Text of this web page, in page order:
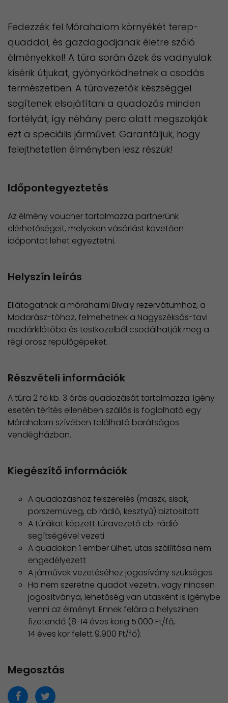
Fedezzék fel Mórahalom környékét terep-
quaddal, és gazdagodjanak életre szóló
élményekkel! A túra során őzek és vadnyulak
kísérik útjukat, gyönyörködhetnek a csodás
természetben. A túravezetők készséggel
segítenek elsajátítani a quadozás minden
fortélyát, így néhány perc alatt megszokják
ezt a speciális járművet. Garantáljuk, hogy
felejthetetlen élményben lesz részük!
Időpontegyeztetés
Az élmény voucher tartalmazza partnerünk
elérhetőségeit, melyeken vásárlást követően
időpontot lehet egyeztetni.
Helyszín leírás
Ellátogatnak a mórahalmi Bivaly rezervátumhoz, a
Madarász-tóhoz, felmehetnek a Nagyszéksós-tavi
madárkilátóba és testközelből csodálhatják meg a
régi orosz repülőgépeket.
Részvételi információk
A túra 2 fő kb. 3 órás quadozását tartalmazza. Igény
esetén térítés ellenében szállás is foglalható egy
Mórahalom szívében található barátságos
vendégházban.
Kiegészítő információk
A quadozáshoz felszerelés (maszk, sisak,
porszemüveg, cb rádió, kesztyű) biztosított
A túrákat képzett túravezető cb-rádió
segítségével vezeti
A quadokon 1 ember ülhet, utas szállítása nem
engedélyezett
A járművek vezetéséhez jogosívány szükséges
Ha nem szeretne quadot vezetni, vagy nincsen
jogosítványa, lehetőség van utasként is igénybe
venni az élményt. Ennek felára a helyszínen
fizetendő (8-14 éves korig 5.000 Ft/fő,
14 éves kor felett 9.900 Ft/fő).
Megosztás